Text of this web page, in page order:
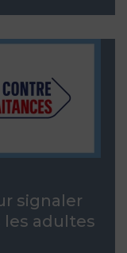
signaler
les adultes